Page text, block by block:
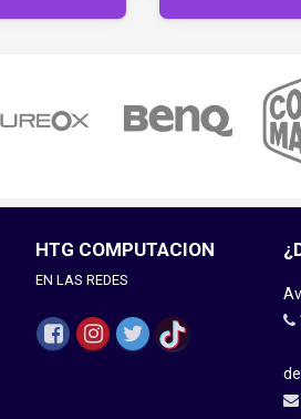
HTG COMPUTACION
EN LAS REDES